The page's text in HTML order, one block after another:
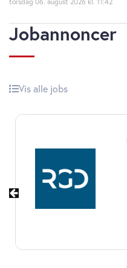
Jobannoncer
Vis alle jobs